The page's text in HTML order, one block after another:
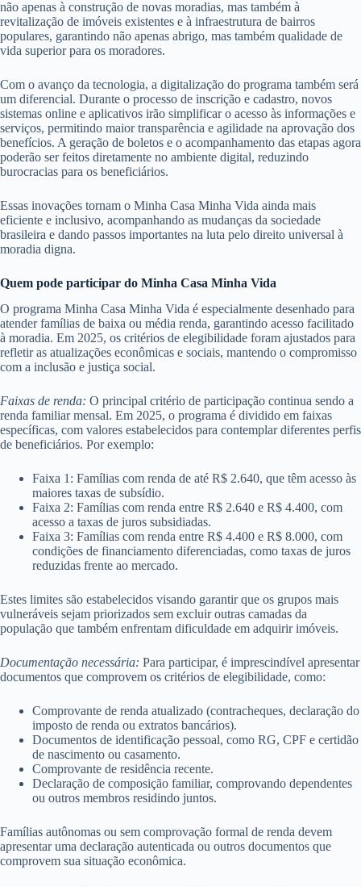
não apenas à construção de novas moradias, mas também à
revitalização de imóveis existentes e à infraestrutura de bairros
populares, garantindo não apenas abrigo, mas também qualidade de
vida superior para os moradores.
Com o avanço da tecnologia, a digitalização do programa também será
um diferencial. Durante o processo de inscrição e cadastro, novos
sistemas online e aplicativos irão simplificar o acesso às informações e
serviços, permitindo maior transparência e agilidade na aprovação dos
benefícios. A geração de boletos e o acompanhamento das etapas agora
poderão ser feitos diretamente no ambiente digital, reduzindo
burocracias para os beneficiários.
Essas inovações tornam o Minha Casa Minha Vida ainda mais
eficiente e inclusivo, acompanhando as mudanças da sociedade
brasileira e dando passos importantes na luta pelo direito universal à
moradia digna.
Quem pode participar do Minha Casa Minha Vida
O programa Minha Casa Minha Vida é especialmente desenhado para
atender famílias de baixa ou média renda, garantindo acesso facilitado
à moradia. Em 2025, os critérios de elegibilidade foram ajustados para
refletir as atualizações econômicas e sociais, mantendo o compromisso
com a inclusão e justiça social.
Faixas de renda: O principal critério de participação continua sendo a
renda familiar mensal. Em 2025, o programa é dividido em faixas
específicas, com valores estabelecidos para contemplar diferentes perfis
de beneficiários. Por exemplo:
Faixa 1: Famílias com renda de até R$ 2.640, que têm acesso às
maiores taxas de subsídio.
Faixa 2: Famílias com renda entre R$ 2.640 e R$ 4.400, com
acesso a taxas de juros subsidiadas.
Faixa 3: Famílias com renda entre R$ 4.400 e R$ 8.000, com
condições de financiamento diferenciadas, como taxas de juros
reduzidas frente ao mercado.
Estes limites são estabelecidos visando garantir que os grupos mais
vulneráveis sejam priorizados sem excluir outras camadas da
população que também enfrentam dificuldade em adquirir imóveis.
Documentação necessária: Para participar, é imprescindível apresentar
documentos que comprovem os critérios de elegibilidade, como:
Comprovante de renda atualizado (contracheques, declaração do
imposto de renda ou extratos bancários).
Documentos de identificação pessoal, como RG, CPF e certidão
de nascimento ou casamento.
Comprovante de residência recente.
Declaração de composição familiar, comprovando dependentes
ou outros membros residindo juntos.
Famílias autônomas ou sem comprovação formal de renda devem
apresentar uma declaração autenticada ou outros documentos que
comprovem sua situação econômica.